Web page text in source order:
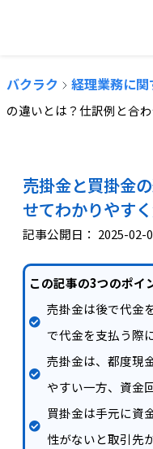
バクラク 経理業務に
の違いとは？仕訳例と合
売掛金と買掛金
せてわかりやす
記事公開日： 2025-02-
この記事の3つのポイ
売掛金は後で代金
で代金を支払う際
売掛金は、都度現
やすい一方、資金
買掛金は手元に資
性がないと取引先